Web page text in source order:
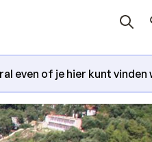
even of je hier kunt vinden